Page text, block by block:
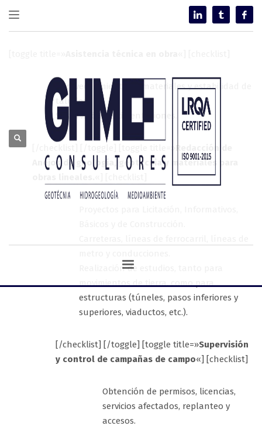
Aprovechamiento de materiales y estabilidad de
taludes.
Supervisión de cimentaciones.
Anejos de geología, geotecnia y materiales para
Realización de estudios, tanto para
movimientos de tierra, como para
estructuras (túneles, pasos inferiores y
superiores, viaductos, etc.).
[/checklist] [/toggle] [toggle title=»Supervisión
y control de campañas de campo«] [checklist]
Obtención de permisos, licencias,
servicios afectados, replanteo y
accesos.